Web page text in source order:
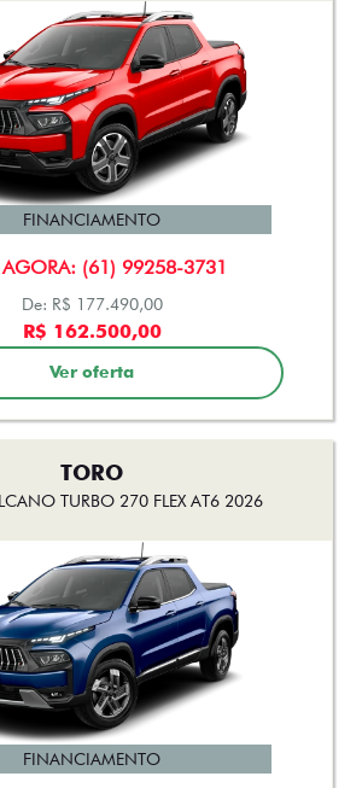
AGORA: (61) 99258-3731
FINANCIAMENTO
De: R$ 177.490,00
R$ 162.500,00
Ver oferta
TORO
TURBO 270 FLEX AT6 2026
FINANCIAMENTO